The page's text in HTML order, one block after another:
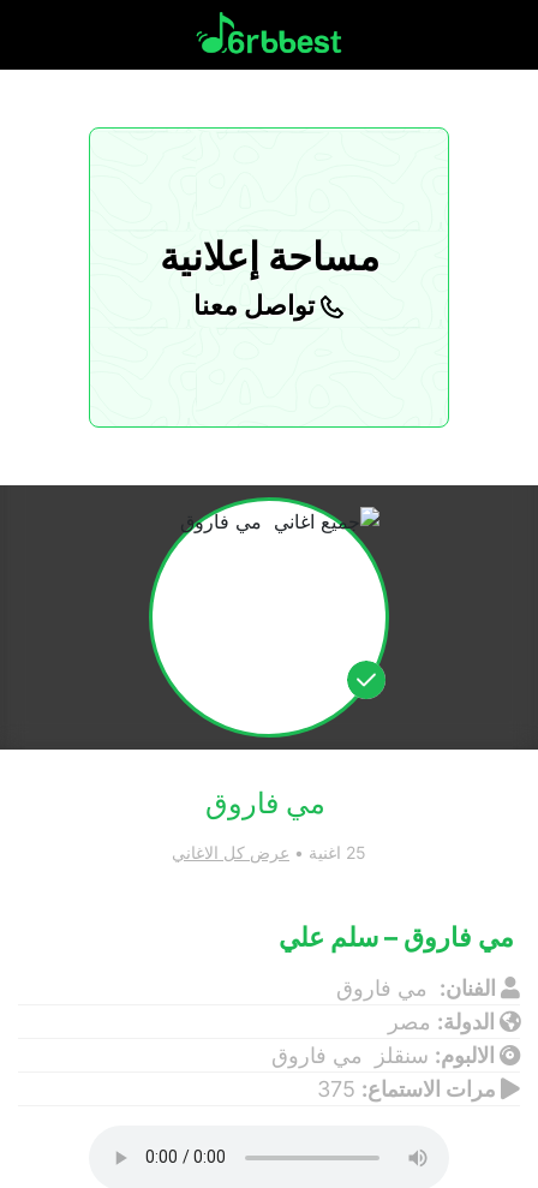
مساحة إعلانية
تواصل معنا
مي فاروق
25 اغنية • عرض كل الاغاني
مي فاروق – سلم علي
الفنان:
مي فاروق
الدولة: مصر
الالبوم: سنقلز مي فاروق
مرات الاستماع: